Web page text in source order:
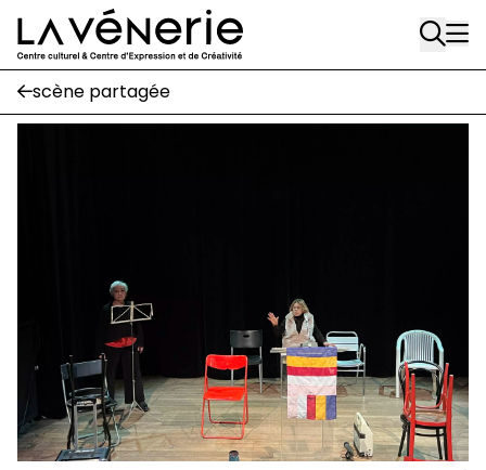
Aller au contenu principal
Rue Gratès, 3
1170 Watermael-Boitsfort
02 663 85 50
suivez-nous
Journal Vénerie
- version papier
Newsletter
scène partagée